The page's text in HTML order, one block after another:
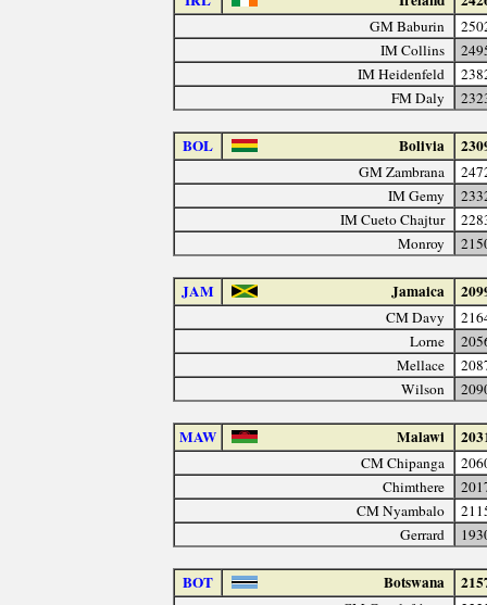
GM Baburin
IM Collins
IM Heidenfeld
FM Daly
BOL Bolivia
GM Zambrana
IM Gemy
IM Cueto Chajtur
Monroy
JAM Jamaica
CM Davy
Lorne
Mellace
Wilson
MAW Malawi
CM Chipanga
Chimthere
CM Nyambalo
Gerrard
BOT Botswana